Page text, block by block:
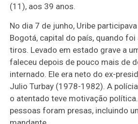
(11), aos 39 anos.
No dia 7 de junho, Uribe
Bogotá, capital do país, quando
tiros. Levado em estado grave a
faleceu depois de pouco mais de
internado. Ele era neto do ex-
Julio Turbay (1978-1982). A
o atentado teve motivação
pessoas foram presas, incluindo